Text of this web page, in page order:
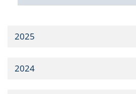
2025
2024